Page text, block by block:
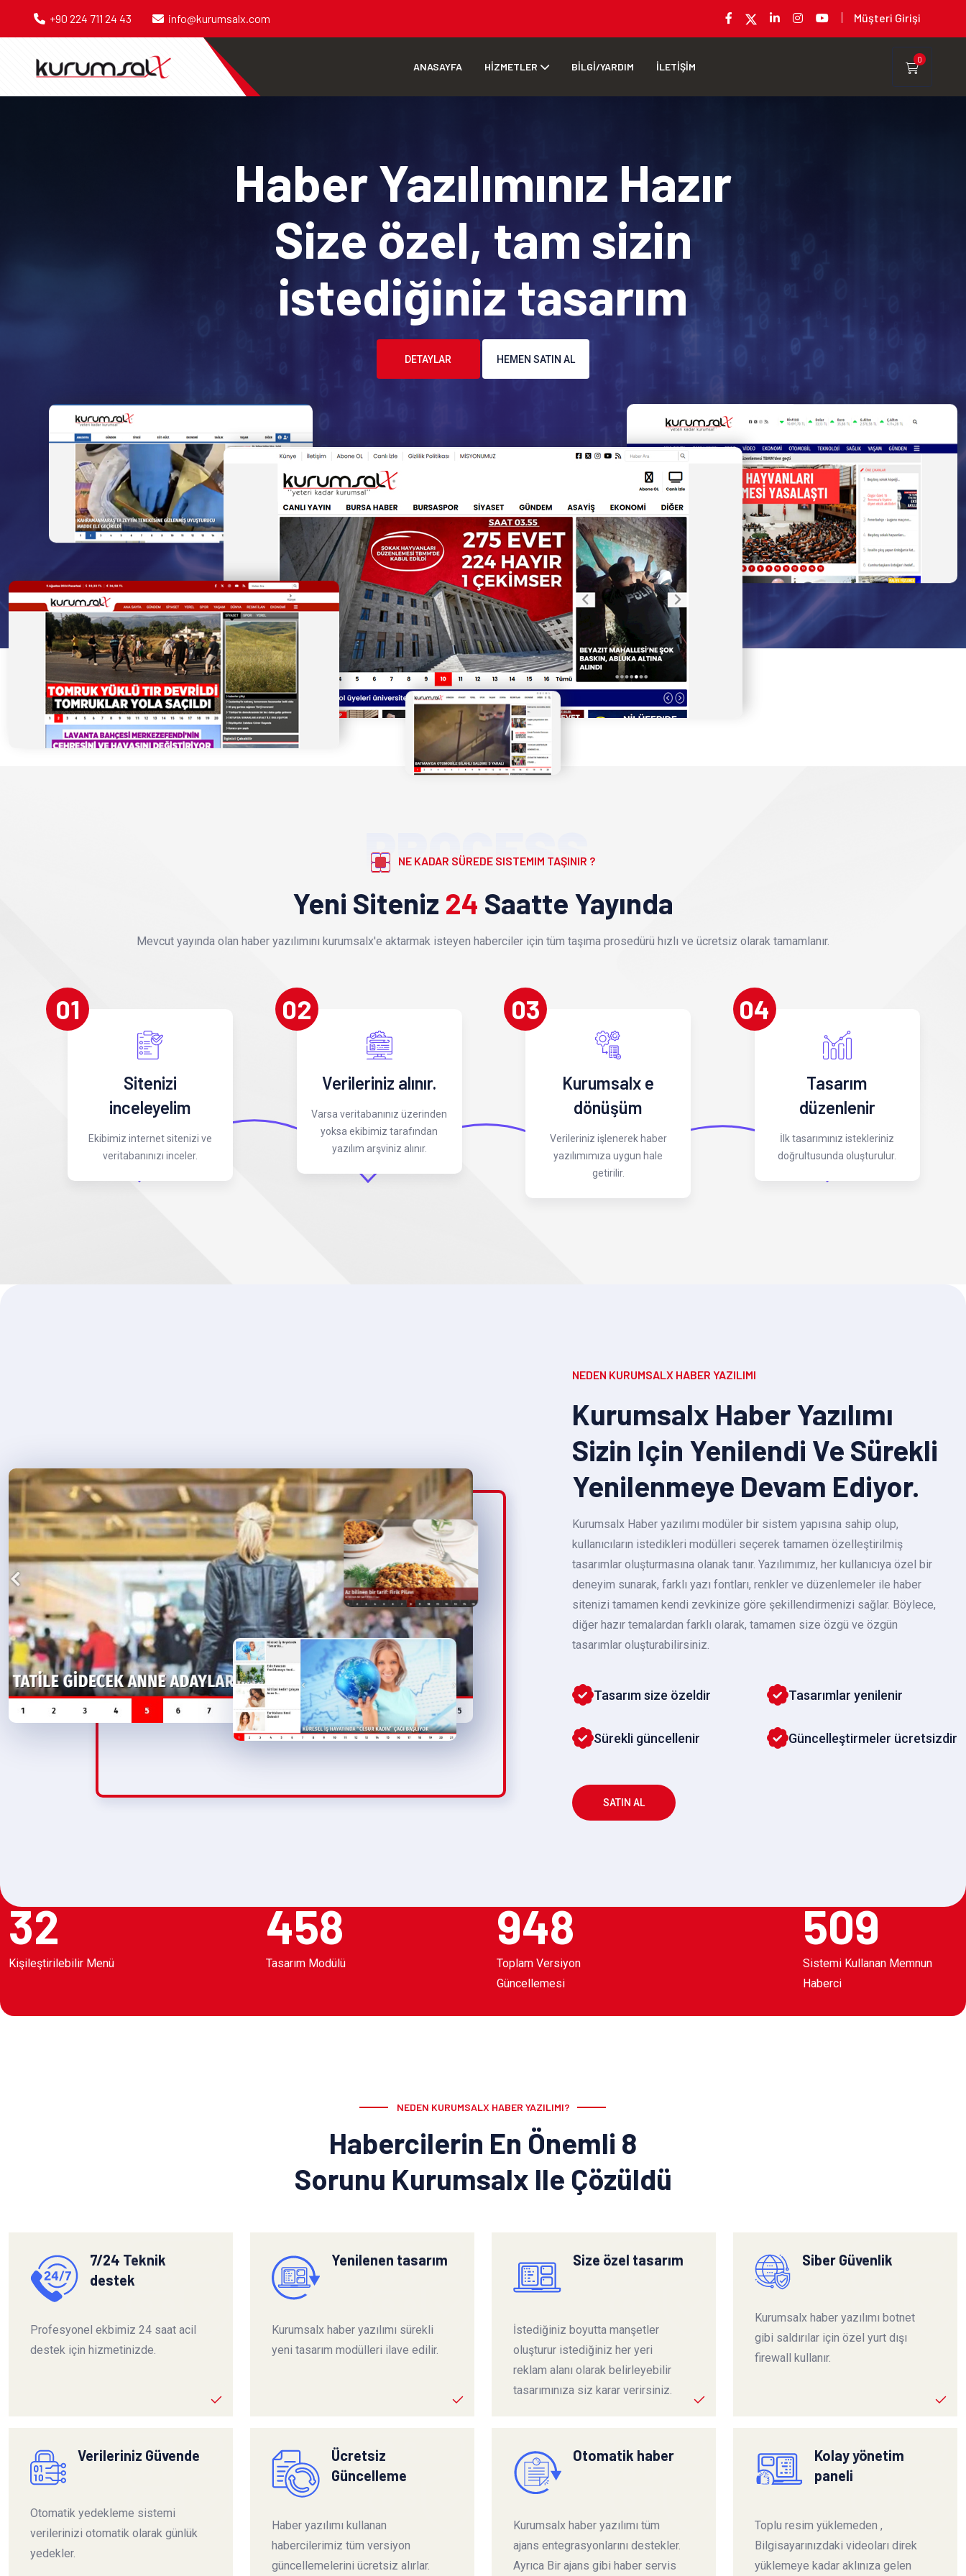
+90 224 711 24 43 info@kurumsalx.com Müşteri Girişi
ANASAYFA HİZMETLER BİLGİ/YARDIM İLETİŞİM
0
Haber Yazılımınız Hazır
Size özel, tam sizin
istediğiniz tasarım
DETAYLAR HEMEN SATIN AL
PROCESS
NE KADAR SÜREDE SISTEMIM TAŞINIR ?
Yeni Siteniz 24 Saatte Yayında
Mevcut yayında olan haber yazılımını kurumsalx'e aktarmak isteyen haberciler için tüm taşıma prosedürü hızlı ve ücretsiz olarak tamamlanır.
01
Sitenizi
inceleyelim
Ekibimiz internet sitenizi ve
veritabanınızı inceler.
02
Verileriniz alınır.
Varsa veritabanınız üzerinden
yoksa ekibimiz tarafından
yazılım arşviniz alınır.
03
Kurumsalx e
dönüşüm
Verileriniz işlenerek haber
yazılımımıza uygun hale
getirilir.
04
Tasarım
düzenlenir
İlk tasarımınız istekleriniz
doğrultusunda oluşturulur.
NEDEN KURUMSALX HABER YAZILIMI
Kurumsalx Haber Yazılımı
Sizin Için Yenilendi Ve Sürekli
Yenilenmeye Devam Ediyor.
Kurumsalx Haber yazılımı modüler bir sistem yapısına sahip olup,
kullanıcıların istedikleri modülleri seçerek tamamen özelleştirilmiş
tasarımlar oluşturmasına olanak tanır. Yazılımımız, her kullanıcıya özel bir
deneyim sunarak, farklı yazı fontları, renkler ve düzenlemeler ile haber
sitenizi tamamen kendi zevkinize göre şekillendirmenizi sağlar. Böylece,
diğer hazır temalardan farklı olarak, tamamen size özgü ve özgün
tasarımlar oluşturabilirsiniz.
Tasarım size özeldir
Sürekli güncellenir
Tasarımlar yenilenir
Güncelleştirmeler ücretsizdir
SATIN AL
32
Kişileştirilebilir Menü
458
Tasarım Modülü
948
Toplam Versiyon
Güncellemesi
509
Sistemi Kullanan Memnun
Haberci
NEDEN KURUMSALX HABER YAZILIMI?
Habercilerin En Önemli 8
Sorunu Kurumsalx Ile Çözüldü
7/24 Teknik
destek
Profesyonel ekbimiz 24 saat acil
destek için hizmetinizde.
Yenilenen tasarım
Kurumsalx haber yazılımı sürekli
yeni tasarım modülleri ilave edilir.
Size özel tasarım
İstediğiniz boyutta manşetler
oluşturur istediğiniz her yeri
reklam alanı olarak belirleyebilir
tasarımınıza siz karar verirsiniz.
Siber Güvenlik
Kurumsalx haber yazılımı botnet
gibi saldırılar için özel yurt dışı
firewall kullanır.
Verileriniz Güvende
Otomatik yedekleme sistemi
verilerinizi otomatik olarak günlük
yedekler.
Ücretsiz
Güncelleme
Haber yazılımı kullanan
habercilerimiz tüm versiyon
güncellemelerini ücretsiz alırlar.
Otomatik haber
Kurumsalx haber yazılımı tüm
ajans entegrasyonlarını destekler.
Ayrıca Bir ajans gibi haber servis
Kolay yönetim
paneli
Toplu resim yüklemeden ,
Bilgisayarınızdaki videoları direk
yüklemeye kadar aklınıza gelen